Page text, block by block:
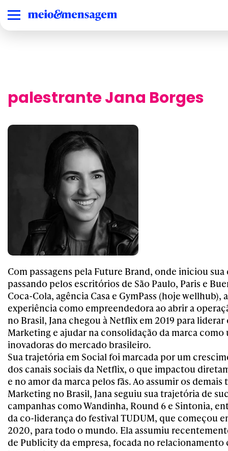
palestrante Jana Borges
Com passagens pela Future Brand, onde iniciou sua
passando pelos escritórios de São Paulo, Paris e
Coca-Cola, agência Casa e GymPass (hoje wellhub),
experiência como empreendedora ao abrir a
no Brasil, Jana chegou à Netflixem 2019 para
Marketing e ajudar na consolidação da marca como
inovadoras do mercado brasileiro.
Sua trajetória em Social foi marcada por um
dos canais sociais da Netflix, o que impactou
e no amor da marca pelos fãs. Ao assumir os demais
Marketing no Brasil, Jana seguiu sua trajetória de
campanhas como Wandinha, Round 6 e Sintonia,
da co-liderança do festival TUDUM, que começou
2020, para todo o mundo. Ela assumiu
de Publicity da empresa, focada no relacionamento